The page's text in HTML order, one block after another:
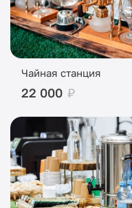
Чайная станция
22 000 ₽